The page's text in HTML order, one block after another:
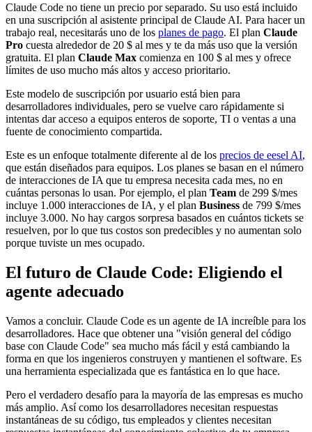
Claude Code no tiene un precio por separado. Su uso está incluido
en una suscripción al asistente principal de Claude AI. Para hacer un
trabajo real, necesitarás uno de los planes de pago. El plan Claude
Pro cuesta alrededor de 20 $ al mes y te da más uso que la versión
gratuita. El plan Claude Max comienza en 100 $ al mes y ofrece
límites de uso mucho más altos y acceso prioritario.
Este modelo de suscripción por usuario está bien para
desarrolladores individuales, pero se vuelve caro rápidamente si
intentas dar acceso a equipos enteros de soporte, TI o ventas a una
fuente de conocimiento compartida.
Este es un enfoque totalmente diferente al de los precios de eesel AI,
que están diseñados para equipos. Los planes se basan en el número
de interacciones de IA que tu empresa necesita cada mes, no en
cuántas personas lo usan. Por ejemplo, el plan Team de 299 $/mes
incluye 1.000 interacciones de IA, y el plan Business de 799 $/mes
incluye 3.000. No hay cargos sorpresa basados en cuántos tickets se
resuelven, por lo que tus costos son predecibles y no aumentan solo
porque tuviste un mes ocupado.
El futuro de Claude Code: Eligiendo el
agente adecuado
Vamos a concluir. Claude Code es un agente de IA increíble para los
desarrolladores. Hace que obtener una "visión general del código
base con Claude Code" sea mucho más fácil y está cambiando la
forma en que los ingenieros construyen y mantienen el software. Es
una herramienta especializada que es fantástica en lo que hace.
Pero el verdadero desafío para la mayoría de las empresas es mucho
más amplio. Así como los desarrolladores necesitan respuestas
instantáneas de su código, tus empleados y clientes necesitan